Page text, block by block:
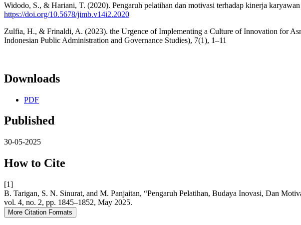
Widodo, S., & Hariani, T. (2020). Pengaruh pelatihan dan motivasi terhadap kinerja
https://doi.org/10.5678/jimb.v14i2.2020
Zulfia, H., & Frinaldi, A. (2023). the Urgence of Implementing a Culture of Innovation for
Indonesian Public Administration and Governance Studies), 7(1), 1–11
Downloads
PDF
Published
30-05-2025
How to Cite
[1]
B. Tarigan, S. N. Sinurat, and M. Panjaitan, “Pengaruh Pelatihan, Budaya Inovasi, Dan
vol. 4, no. 2, pp. 1845–1852, May 2025.
More Citation Formats